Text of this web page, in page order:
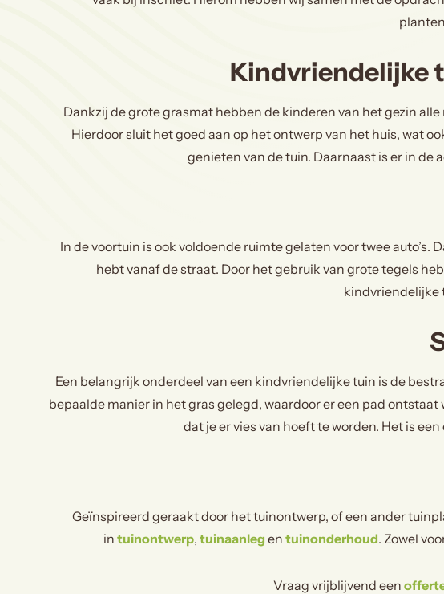
Kindvriendelijke
Dankzij de grote grasmat hebben de kinderen van het gezin
Hierdoor sluit het goed aan op het ontwerp van het huis, wat
genieten van de tuin. Daarnaast is er in
In de voortuin is ook voldoende ruimte gelaten voor twee
hebt vanaf de straat. Door het gebruik van grote tegels
kindvriendelijke
Een belangrijk onderdeel van een kindvriendelijke tuin is de
bepaalde manier in het gras gelegd, waardoor er een pad
dat je er vies van hoeft te worden. Het is
Geïnspireerd geraakt door het tuinontwerp, of een ander
in tuinontwerp, tuinaanleg en tuinonderhoud. Zowel
Vraag vrijblijvend een